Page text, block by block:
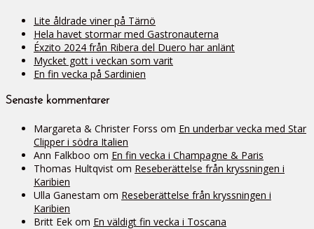
Lite åldrade viner på Tärnö
Hela havet stormar med Gastronauterna
Éxzito 2024 från Ribera del Duero har anlänt
Mycket gott i veckan som varit
En fin vecka på Sardinien
Senaste kommentarer
Margareta & Christer Forss om En underbar vecka med Star
Clipper i södra Italien
Ann Falkboo om En fin vecka i Champagne & Paris
Thomas Hultqvist om Reseberättelse från kryssningen i
Karibien
Ulla Ganestam om Reseberättelse från kryssningen i
Karibien
Britt Eek om En väldigt fin vecka i Toscana